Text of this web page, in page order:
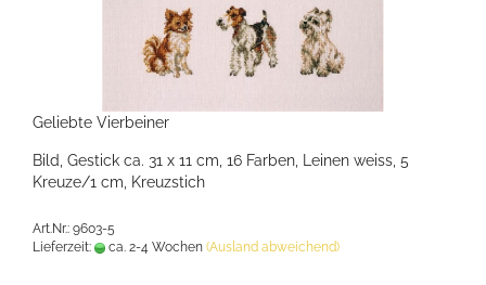
Geliebte Vierbeiner
Bild, Gestick ca. 31 x 11 cm, 16 Farben, Leinen weiss, 5
Kreuze/1 cm, Kreuzstich
Art.Nr.: 9603-5
Lieferzeit:
ca. 2-4 Wochen (Ausland abweichend)